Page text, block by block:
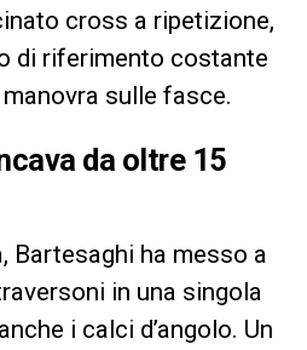
cross a ripetizione,
di riferimento costante
sulle fasce.
da oltre 15
Bartesaghi ha messo a
in una singola
i calci d’angolo. Un